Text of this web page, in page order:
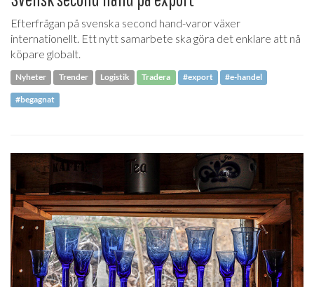
Efterfrågan på svenska second hand-varor växer
internationellt. Ett nytt samarbete ska göra det enklare att nå
köpare globalt.
Nyheter Trender Logistik Tradera #export #e-handel
#begagnat